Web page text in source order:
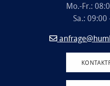
Mo.-Fr.:
Sa.: